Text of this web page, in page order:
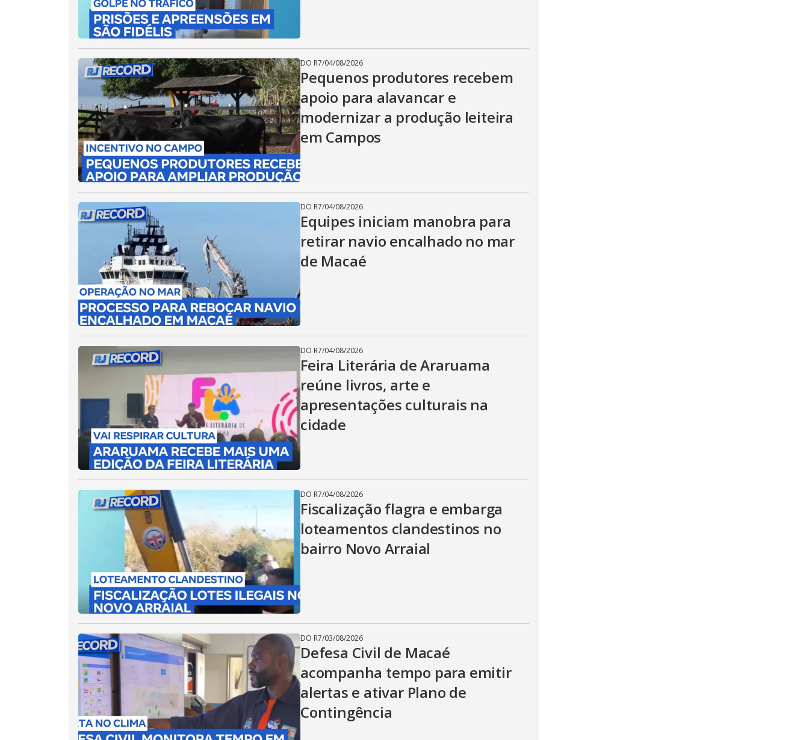
DO R7/04/08/2026
Pequenos produtores recebem
apoio para alavancar e
modernizar a produção leiteira
em Campos
DO R7/04/08/2026
Equipes iniciam manobra para
retirar navio encalhado no mar
de Macaé
DO R7/04/08/2026
Feira Literária de Araruama
reúne livros, arte e
apresentações culturais na
cidade
DO R7/04/08/2026
Fiscalização flagra e embarga
loteamentos clandestinos no
bairro Novo Arraial
DO R7/03/08/2026
Defesa Civil de Macaé
acompanha tempo para emitir
alertas e ativar Plano de
Contingência